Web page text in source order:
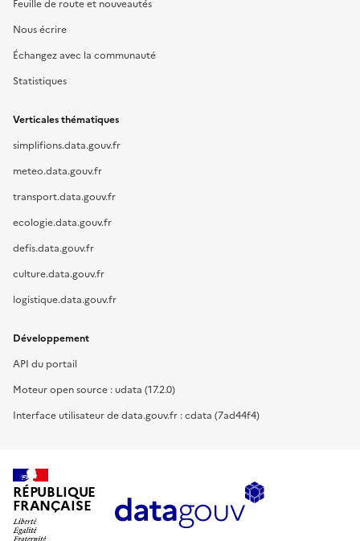
Feuille de route et nouveautés
Nous écrire
Échangez avec la communauté
Statistiques
Verticales thématiques
simplifions.data.gouv.fr
meteo.data.gouv.fr
transport.data.gouv.fr
ecologie.data.gouv.fr
defis.data.gouv.fr
culture.data.gouv.fr
logistique.data.gouv.fr
Développement
API du portail
Moteur open source : udata (17.2.0)
Interface utilisateur de data.gouv.fr : cdata (7ad44f4)
RÉPUBLIQUE
FRANÇAISE